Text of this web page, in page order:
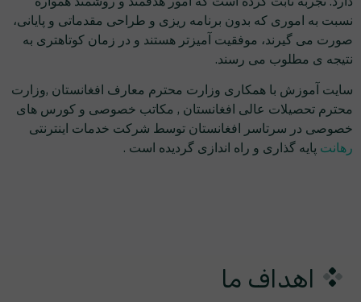
نسبت به اموری که بدون برنامه ریزی و طراحی مقدماتی و پایانی،
صورت می گیرند، موفقیت آمیزتر هستند و در زمان کوتاهتری به
نتیجه ی مطلوب می رسند.
سایت آموزش با همکاری وزارت محترم معارف افغانستان ,وزارت
محترم تحصیلات عالی افغانستان , مکاتب خصوصی و کورس های
خصوصی در سرتاسر افغانستان توسط شرکت خدمات اینترنتی
رهانت پایه گذاری و راه اندازی گردیده است .
اهداف ما